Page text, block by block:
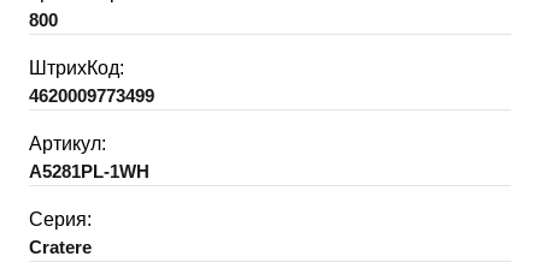
800
ШтрихКод:
4620009773499
Артикул:
A5281PL-1WH
Серия:
Cratere